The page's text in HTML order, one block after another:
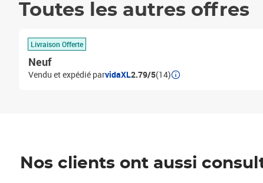
Toutes les autres offres
Livraison Offerte
Neuf
Vendu et expédié parvidaXL2.79/5(14)
Nos clients ont aussi